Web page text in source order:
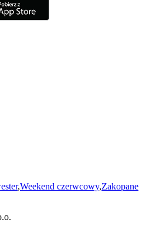
,Weekend czerwcowy,Zakopane